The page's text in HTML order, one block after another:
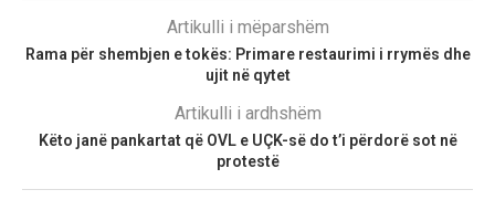
Artikulli i mëparshëm
Rama për shembjen e tokës: Primare restaurimi i rrymës dhe
ujit në qytet
Artikulli i ardhshëm
Këto janë pankartat që OVL e UÇK-së do t’i përdorë sot në
protestë